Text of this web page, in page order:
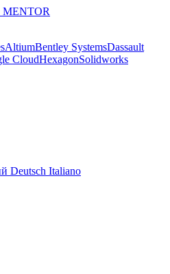
AltiumBentley SystemsDassault
CloudHexagonSolidworks
Deutsch Italiano